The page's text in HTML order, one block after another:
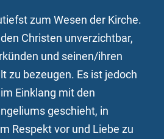
zum Wesen der Kirche.
Christen unverzichtbar,
und seinen/ihren
zu bezeugen. Es ist jedoch
Einklang mit den
geschieht, in
Respekt vor und Liebe zu